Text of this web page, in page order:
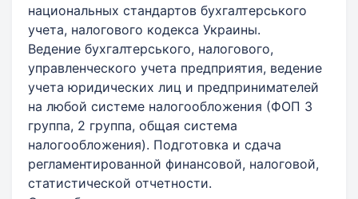
национальных стандартов бухгалтерського
учета, налогового кодекса Украины.
Ведение бухгалтерського, налогового,
управленческого учета предприятия, ведение
учета юридических лиц и предпринимателей
на любой системе налогообложения (ФОП 3
группа, 2 группа, общая система
налогообложения). Подготовка и сдача
регламентированной финансовой, налоговой,
статистической отчетности.